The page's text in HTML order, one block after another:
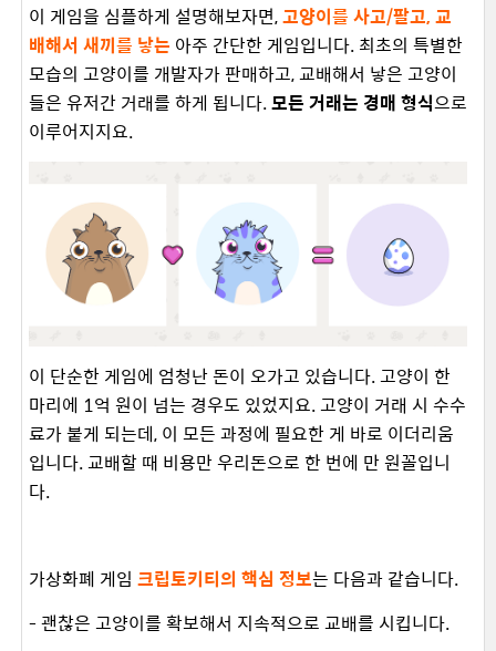
이 게임을 심플하게 설명해보자면,고양이를 사고/팔고, 교
배해서 새끼를 낳는 아주 간단한 게임입니다. 최초의 특별한
모습의 고양이를 개발자가 판매하고, 교배해서 낳은 고양이
들은 유저간 거래를 하게 됩니다.모든 거래는 경매 형식으로
이루어지지요.
이 단순한 게임에 엄청난 돈이 오가고 있습니다. 고양이 한
마리에 1억 원이 넘는 경우도 있었지요. 고양이 거래 시 수수
료가 붙게 되는데, 이 모든 과정에 필요한 게 바로 이더리움
입니다. 교배할 때 비용만 우리돈으로 한 번에 만 원꼴입니
다.
가상화폐 게임 크립토키티의 핵심 정보는 다음과 같습니다.
- 괜찮은 고양이를 확보해서 지속적으로 교배를 시킵니다.